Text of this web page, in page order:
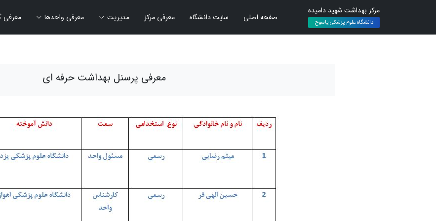
مرکز بهداشت شهید دامیده
دانشگاه علوم پزشکی یاسوج صفحه اصلی سایت دانشگاه معرفی مرکز مدیریت معرفی واحدها معرفی
معرفی پرسنل بهداشت حرفه ای